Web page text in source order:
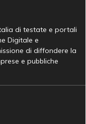
di testate e portali
Digitale e
di diffondere la
e pubbliche